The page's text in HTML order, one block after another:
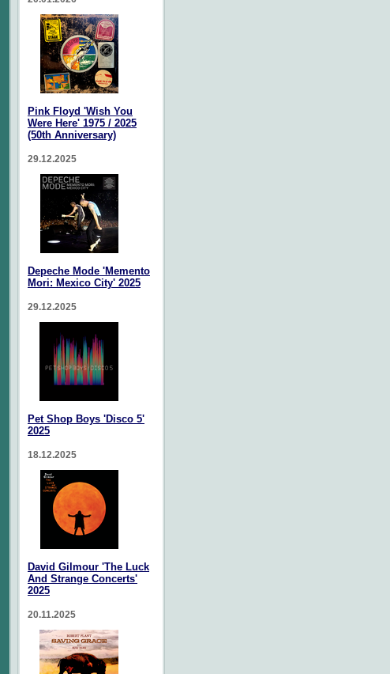
Pink Floyd 'Wish You
Were Here' 1975 / 2025
(50th Anniversary)
29.12.2025
Depeche Mode 'Memento
Mori: Mexico City' 2025
29.12.2025
Pet Shop Boys 'Disco 5'
2025
18.12.2025
David Gilmour 'The Luck
And Strange Concerts'
2025
20.11.2025